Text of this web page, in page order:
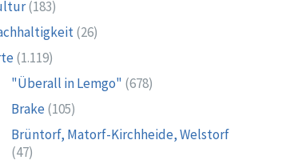
(183)
(26)
(1.119)
"Überall in Lemgo" (678)
Brake (105)
Brüntorf, Matorf-Kirchheide, Welstorf
(47)